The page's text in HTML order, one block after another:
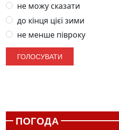
не можу сказати
до кінця цієї зими
не менше півроку
ПОГОДА